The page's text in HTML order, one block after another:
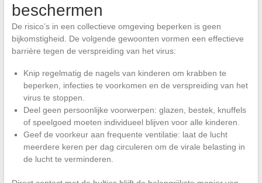
beschermen
De risico’s in een collectieve omgeving beperken is geen
bijkomstigheid. De volgende gewoonten vormen een effectieve
barrière tegen de verspreiding van het virus:
Knip regelmatig de nagels van kinderen om krabben te
beperken, infecties te voorkomen en de verspreiding van het
virus te stoppen.
Deel geen persoonlijke voorwerpen: glazen, bestek, knuffels
of speelgoed moeten individueel blijven voor alle kinderen.
Geef de voorkeur aan frequente ventilatie: laat de lucht
meerdere keren per dag circuleren om de virale belasting in
de lucht te verminderen.